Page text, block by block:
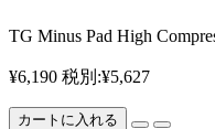
TG Minus Pad High
¥6,190 税別:¥5,627
カートに入れる